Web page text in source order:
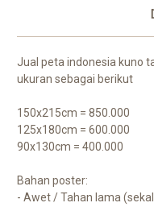
Jual peta indonesia kuno
ukuran sebagai berikut
150x215cm = 850.000
125x180cm = 600.000
90x130cm = 400.000
Bahan poster:
- Awet / Tahan lama